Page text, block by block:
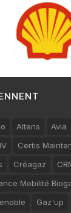
Altens Avia
Certis
Créagaz
Mobilité
Gaz'up